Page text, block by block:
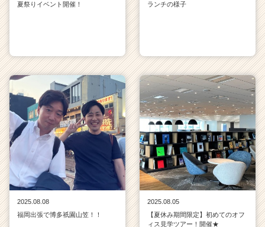
夏祭りイベント開催！
ランチの様子
2025.08.08
福岡出張で博多祇園山笠！！
2025.08.05
【夏休み期間限定】初めてのオフ
ィス見学ツアー！開催★